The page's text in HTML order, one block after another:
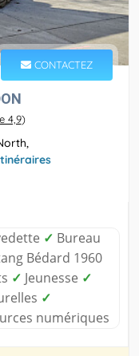
CONTACTEZ
4,9)
✓ Bureau
Bédard 1960
✓ Jeunesse ✓
✓
numériques